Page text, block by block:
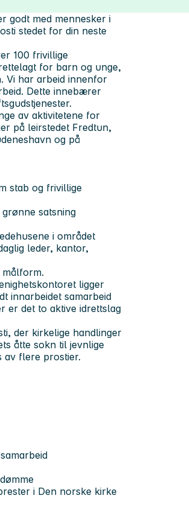
godt med mennesker i
stedet for din neste
100 frivillige
for barn og unge,
Vi har arbeid innenfor
Dette innebærer
av aktivitetene for
på leirstedet Fredtun,
og på
stab og frivillige
satsning
i området
leder, kantor,
målform.
ligger
innarbeidet samarbeid
er det to aktive idrettslag
der kirkelige handlinger
åtte sokn til jevnlige
av flere prostier.
i Den norske kirke